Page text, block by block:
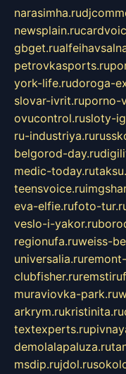
narasimha.ru
newsplain.ru
gbget.ru
petrovkasports.ru
york-life.rudoroga-
slovar-ivrit.ruporno-
ovucontrol.rusloty-
ru-industriya.ru
belgorod-day.ru
medic-today.ru
teensvoice.ru
eva-elfie.rufoto-
veslo-i-yakor.ru
regionufa.ruweiss-
universalia.ru
clubfisher.ru
muraviovka-park.ru
arkrym.rukristinita.ru
textexperts.ru
demolalapaluza.ru
msdip.rujdol.ru